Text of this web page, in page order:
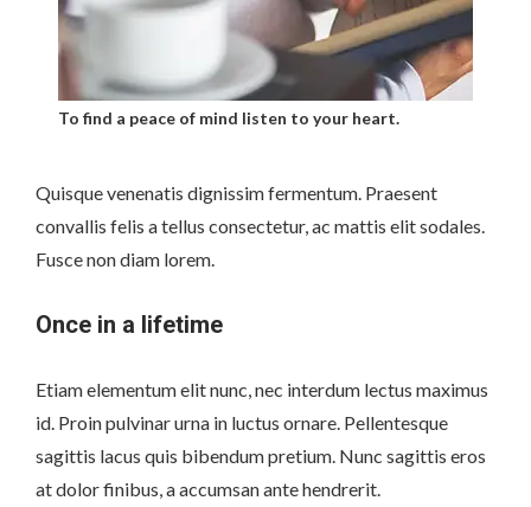
To find a peace of mind listen to your heart.
Quisque venenatis dignissim fermentum. Praesent
convallis felis a tellus consectetur, ac mattis elit sodales.
Fusce non diam lorem.
Once in a lifetime
Etiam elementum elit nunc, nec interdum lectus maximus
id. Proin pulvinar urna in luctus ornare. Pellentesque
sagittis lacus quis bibendum pretium. Nunc sagittis eros
at dolor finibus, a accumsan ante hendrerit.